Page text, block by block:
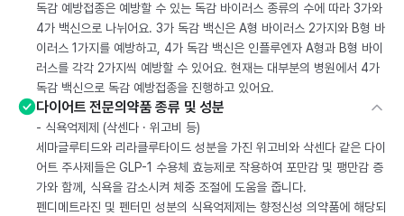
독감 예방접종은 예방할 수 있는 독감 바이러스 종류의 수에 따라 3가와
4가 백신으로 나뉘어요. 3가 독감 백신은 A형 바이러스 2가지와 B형 바
이러스 1가지를 예방하고, 4가 독감 백신은 인플루엔자 A형과 B형 바이
러스를 각각 2가지씩 예방할 수 있어요. 현재는 대부분의 병원에서 4가
독감 백신으로 독감 예방접종을 진행하고 있어요.
다이어트 전문의약품 종류 및 성분
- 식욕억제제 (삭센다 · 위고비 등)
세마글루티드와 리라클루타이드 성분을 가진 위고비와 삭센다 같은 다이
어트 주사제들은 GLP-1 수용체 효능제로 작용하여 포만감 및 팽만감 증
가와 함께, 식욕을 감소시켜 체중 조절에 도움을 줍니다.
펜디메트라진 및 펜터민 성분의 식욕억제제는 향정신성 의약품에 해당되